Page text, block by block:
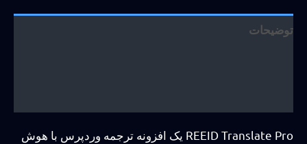
توضیحات
REEID Translate Pro یک افزونه ترجمه وردپرس با هوش